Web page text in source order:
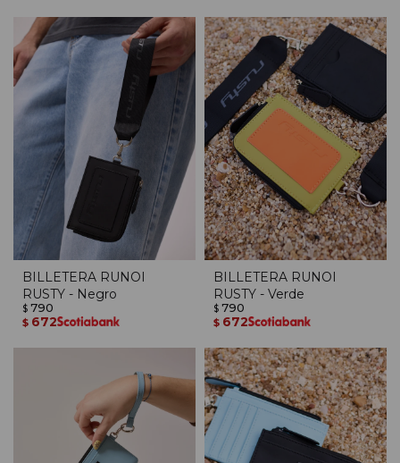
BILLETERA RUNOI
RUSTY - Negro
$ 790
$ 672
BILLETERA RUNOI
RUSTY - Verde
$ 790
$ 672